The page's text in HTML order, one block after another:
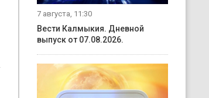
7 августа, 11:30
Вести Калмыкия. Дневной
выпуск от 07.08.2026.